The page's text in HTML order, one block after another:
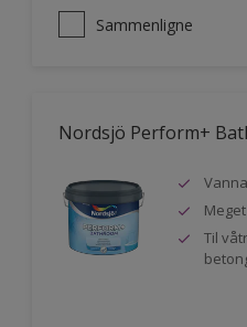
Sammenligne
Nordsjö Perform+
Til